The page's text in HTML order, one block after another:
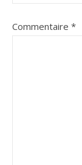
Commentaire *